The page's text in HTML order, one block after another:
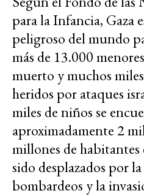
para la Infancia, Gaza
peligroso del mundo
más de 13.000
muerto y muchos
heridos por ataques
miles de niños se
aproximadamente 2
millones de habitantes
sido desplazados por
bombardeos y la